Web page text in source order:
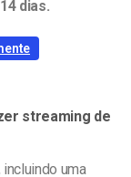
dias.
streaming de
uma